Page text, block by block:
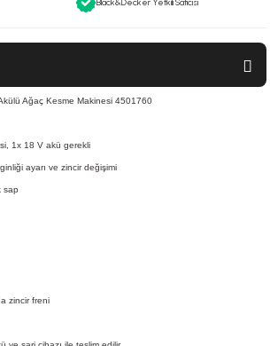
Black&Decker Yetkili Satıcısı
Ağaç Kesme Makinesi 4501760
1x 18 V akü gerekli
ayarı ve zincir değişimi
sap
zincir freni